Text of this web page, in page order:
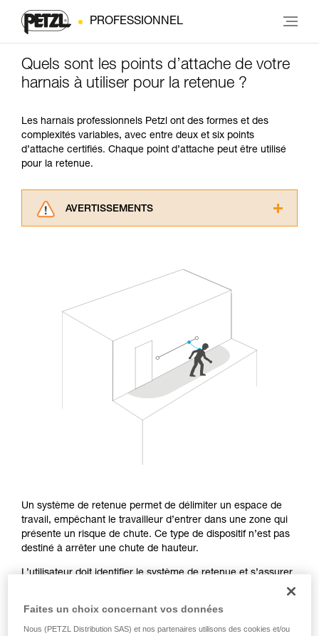
PROFESSIONNEL
Quels sont les points d’attache de votre
harnais à utiliser pour la retenue ?
Les harnais professionnels Petzl ont des formes et des
complexités variables, avec entre deux et six points
d’attache certifiés. Chaque point d’attache peut être utilisé
pour la retenue.
AVERTISSEMENTS
informations de la notice technique pour
pouvoir comprendre ce complément
d’informations.
Maîtriser ces techniques nécessite une
formation et un entraînement spécifique. Validez
avec un professionnel votre capacité à refaire
la manipulation, seul, en toute sécurité, avant
de la reproduire en autonomie.
Nous donnons des exemples de techniques
liées à votre activité. Il peut en exister d’autres
que nous ne décrivons pas ici.
Un système de retenue permet de délimiter un espace de
travail, empêchant le travailleur d’entrer dans une zone qui
présente un risque de chute. Ce type de dispositif n’est pas
destiné à arrêter une chute de hauteur.
L’utilisateur doit identifier le système de retenue et s’assurer
Faites un choix concernant vos données
Nous (PETZL Distribution SAS) et nos partenaires utilisons des cookies et/ou